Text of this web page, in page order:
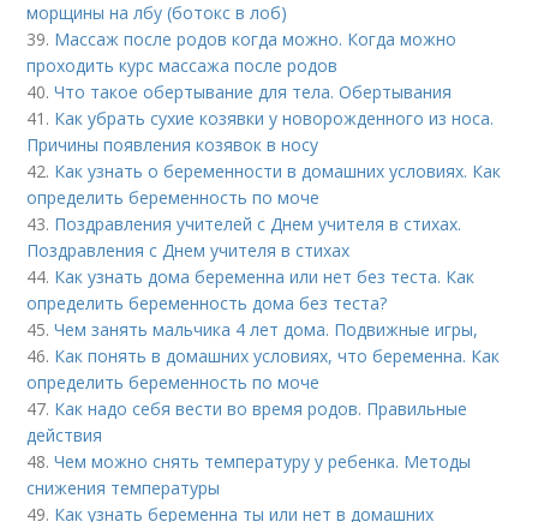
морщины на лбу (ботокс в лоб)
39. Массаж после родов когда можно. Когда можно
проходить курс массажа после родов
40.Что такое обертывание для тела. Обертывания
41. Как убрать сухие козявки у новорожденного из носа.
Причины появления козявок в носу
42. Как узнать о беременности в домашних условиях. Как
определить беременность по моче
43. Поздравления учителей с Днем учителя в стихах.
Поздравления с Днем учителя в стихах
44. Как узнать дома беременна или нет без теста. Как
определить беременность дома без теста?
45.Чем занять мальчика 4 лет дома. Подвижные игры,
46. Как понять в домашних условиях, что беременна. Как
определить беременность по моче
47. Как надо себя вести во время родов. Правильные
действия
48.Чем можно снять температуру у ребенка. Методы
снижения температуры
49. Как узнать беременна ты или нет в домашних